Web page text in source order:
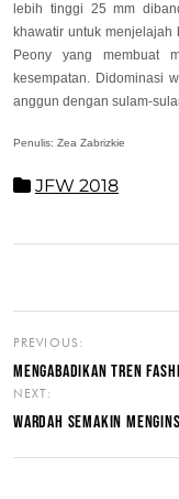
lebih tinggi 25 mm
khawatir untuk
Peony yang membuat
kesempatan. Didominasi
anggun dengan sulam-
Penulis: Zea Zabrizkie
JFW 2018
PREVIOUS:
MENGABADIKAN TREN
NEXT:
WARDAH SEMAKIN